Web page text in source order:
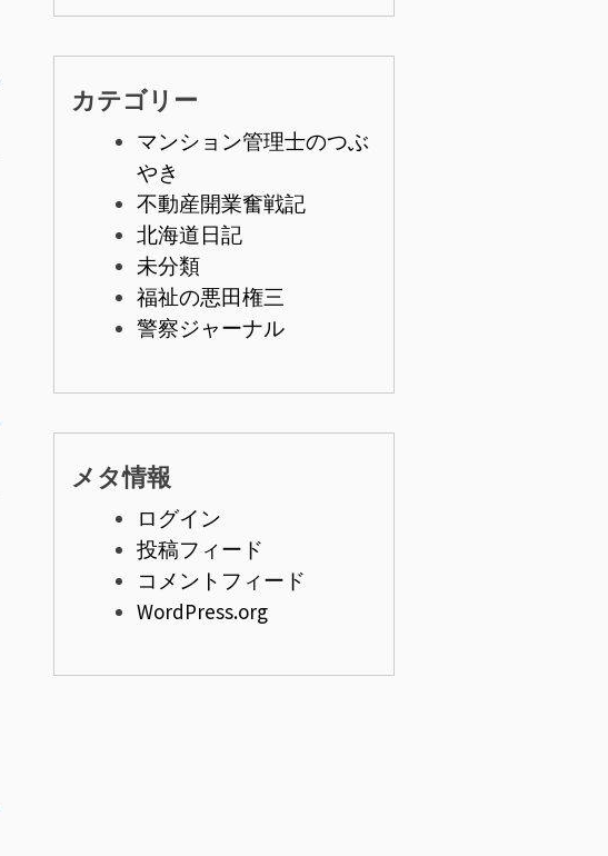
カテゴリー
マンション管理士のつぶ
やき
不動産開業奮戦記
北海道日記
未分類
福祉の悪田権三
警察ジャーナル
メタ情報
ログイン
投稿フィード
コメントフィード
WordPress.org